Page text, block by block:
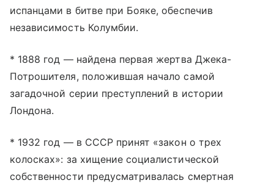
испанцами в битве при Бояке, обеспечив
независимость Колумбии.
* 1888 год — найдена первая жертва Джека-
Потрошителя, положившая начало самой
загадочной серии преступлений в истории
Лондона.
* 1932 год — в СССР принят «закон о трех
колосках»: за хищение социалистической
собственности предусматривалась смертная